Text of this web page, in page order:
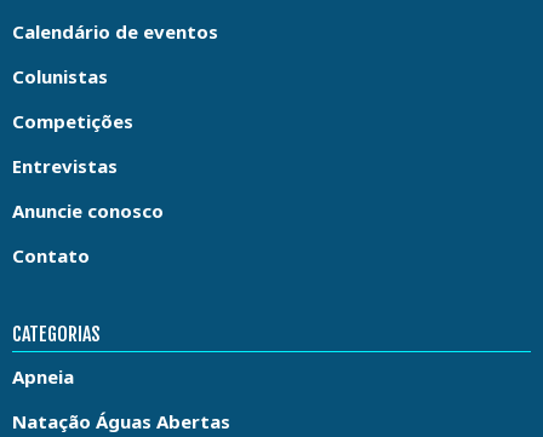
Calendário de eventos
Colunistas
Competições
Entrevistas
Anuncie conosco
Contato
CATEGORIAS
Apneia
Natação Águas Abertas